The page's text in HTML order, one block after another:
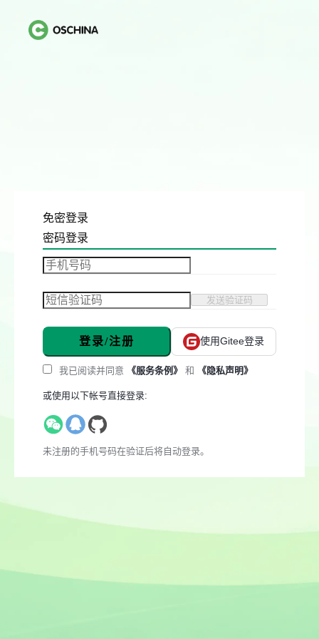
免密登录
密码登录
发送验证码
登录/注册 使用Gitee登录
我已阅读并同意 《服务条例》 和 《隐私声明》
或使用以下帐号直接登录:
未注册的手机号码在验证后将自动登录。